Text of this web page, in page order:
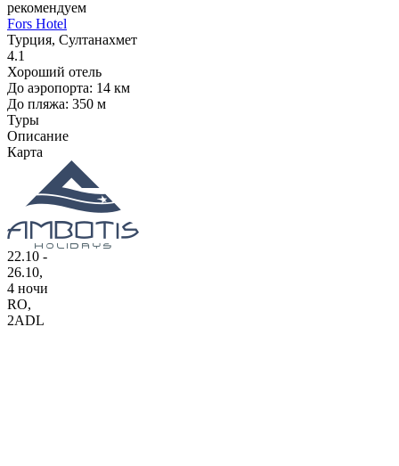
рекомендуем
Fors Hotel
Турция, Султанахмет
4.1
Хороший отель
До аэропорта: 14 км
До пляжа: 350 м
Туры
Описание
Карта
22.10 -
26.10,
4 ночи
RO,
2ADL